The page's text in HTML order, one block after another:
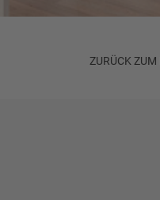
ZURÜCK ZUM